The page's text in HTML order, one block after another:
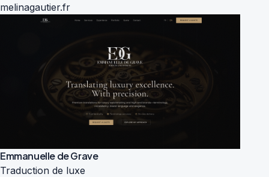
melinagautier.fr
Emmanuelle de Grave
Traduction de luxe